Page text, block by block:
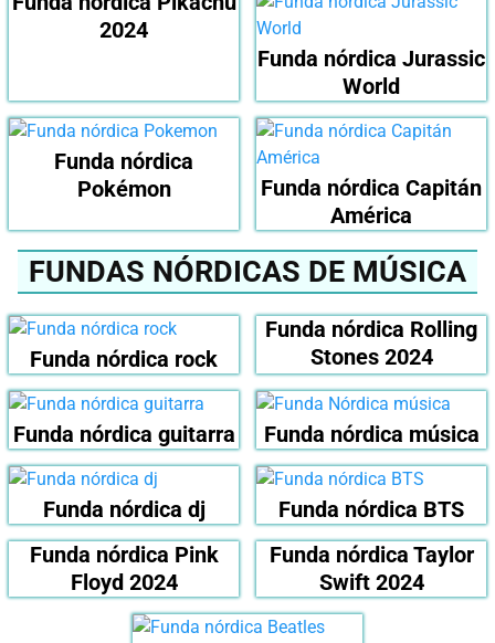
2024
Funda nórdica Jurassic
World
Funda nórdica
Pokémon
Funda nórdica Capitán
América
FUNDAS NÓRDICAS DE MÚSICA
Funda nórdica rock
Funda nórdica Rolling
Stones 2024
Funda nórdica guitarra Funda nórdica música
Funda nórdica dj
Funda nórdica BTS
Funda nórdica Pink
Floyd 2024
Funda nórdica Taylor
Swift 2024